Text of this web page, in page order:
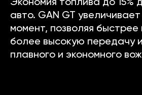
Экономия топлива до 15%
авто. GAN GT
момент, позволяя быстрее
более высокую передачу
плавного и экономного